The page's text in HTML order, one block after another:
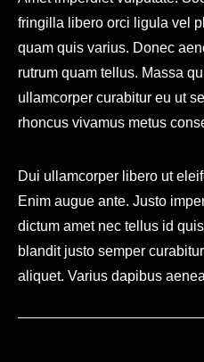
fringilla libero orci ligula vel
quam quis varius. Donec
rutrum quam tellus. Massa
ullamcorper curabitur eu ut
rhoncus vivamus metus
Dui ullamcorper libero ut
Enim augue ante. Justo
dictum amet nec tellus id
blandit justo semper
aliquet. Varius dapibus